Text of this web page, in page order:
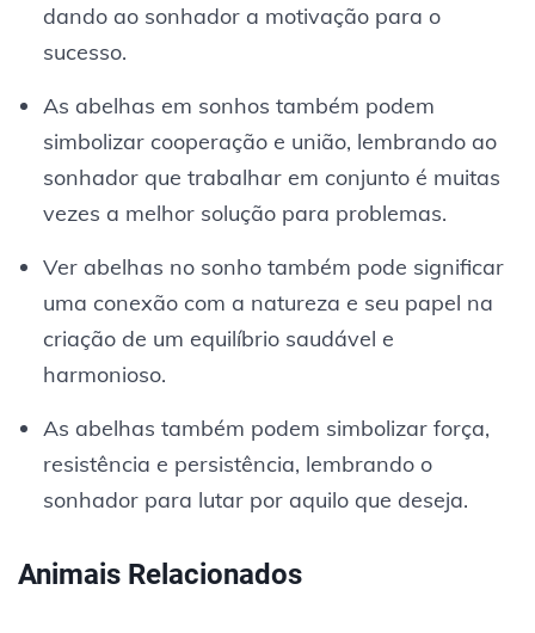
dando ao sonhador a motivação para o
sucesso.
As abelhas em sonhos também podem
simbolizar cooperação e união, lembrando ao
sonhador que trabalhar em conjunto é muitas
vezes a melhor solução para problemas.
Ver abelhas no sonho também pode significar
uma conexão com a natureza e seu papel na
criação de um equilíbrio saudável e
harmonioso.
As abelhas também podem simbolizar força,
resistência e persistência, lembrando o
sonhador para lutar por aquilo que deseja.
Animais Relacionados